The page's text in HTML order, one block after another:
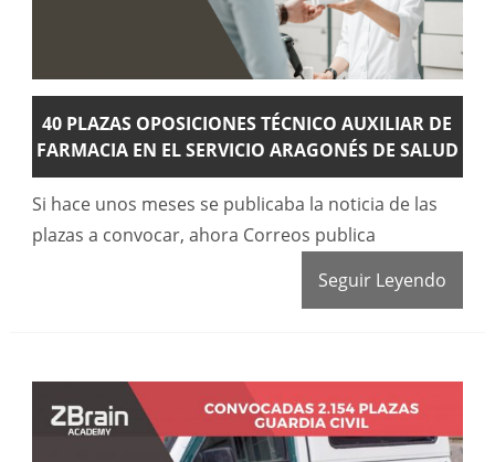
40 PLAZAS OPOSICIONES TÉCNICO AUXILIAR DE
FARMACIA EN EL SERVICIO ARAGONÉS DE SALUD
Si hace unos meses se publicaba la noticia de las
plazas a convocar, ahora Correos publica
Seguir Leyendo